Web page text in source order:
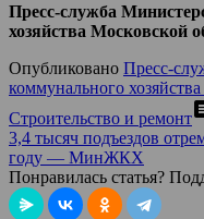
Пресс-служба
хозяйства Московской
Опубликовано Пресс-
коммунального
Строительство и ремонт
3,4 тысяч подъездов
году — МинЖКХ
Понравилась статья?